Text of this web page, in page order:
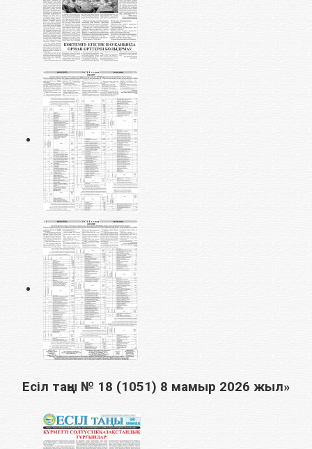
Есіл таңы № 18 (1051) 8 мамыр 2026 жыл»